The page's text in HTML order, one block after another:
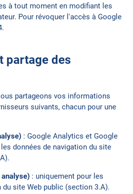
à tout moment en modifiant les
Pour révoquer l'accès à Google
partage des
partageons vos informations
suivants, chacun pour une
: Google Analytics et Google
données de navigation du site
: uniquement pour les
du site Web public (section 3.A).